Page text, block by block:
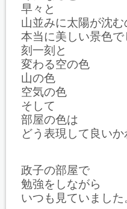
早々と
山並みに太陽が沈む
本当に美しい景色で
刻一刻と
変わる空の色
山の色
空気の色
そして
部屋の色は
どう表現して良いか
政子の部屋で
勉強をしながら
いつも見ていました